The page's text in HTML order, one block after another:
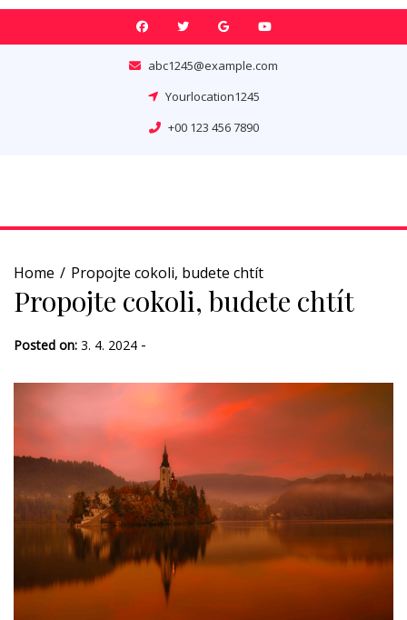
Skip
abc1245@example.com
Yourlocation1245
+00 123 456 7890
Home Propojte cokoli, budete chtít
Propojte cokoli, budete chtít
Posted on: 3. 4. 2024 -